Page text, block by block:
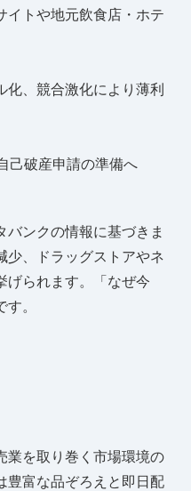
イトや地元飲食店・ホテ
化、競合激化により薄利
己破産申請の準備へ
バンクの情報に基づきま
少、ドラッグストアやネ
げられます。「なぜ今
。
業を取り巻く市場環境の
豊富な品ぞろえと即日配